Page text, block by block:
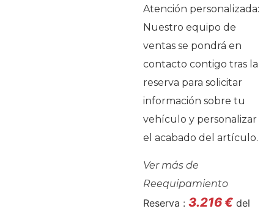
Atención personalizada:
Nuestro equipo de
ventas se pondrá en
contacto contigo tras la
reserva para solicitar
información sobre tu
vehículo y personalizar
el acabado del artículo.
Ver más de
Reequipamiento
Reserva : 3.216€ del